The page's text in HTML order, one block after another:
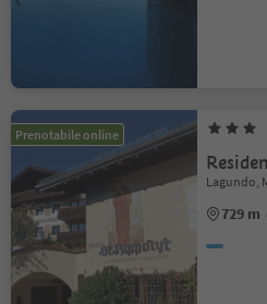
Prenotabile online
Lagundo,
729 m